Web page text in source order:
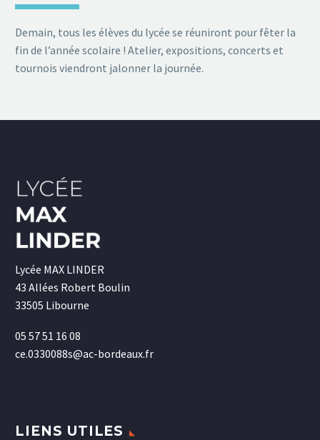
Demain, tous les élèves du lycée se réuniront pour fêter la
fin de l’année scolaire ! Atelier, expositions, concerts et
tournois viendront jalonner la journée.
Lycée MAX LINDER
43 Allées Robert Boulin
33505 Libourne
05 57 51 16 08
ce.0330088s@ac-bordeaux.fr
LIENS UTILES